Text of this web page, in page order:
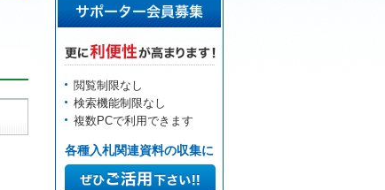
閲覧制限なし
検索機能制限なし
複数PCで利用できます
各種入札関連資料の収集に